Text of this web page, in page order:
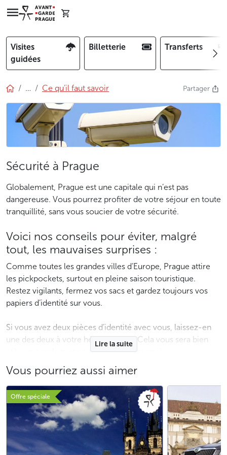
Visites
guidées
Billetterie Transferts
… Ce qu’il faut savoir Partager
Sécurité à Prague
Globalement, Prague est une capitale qui n’est pas
dangereuse. Vous pourrez profiter de votre séjour en toute
tranquillité, sans vous soucier de votre sécurité.
Voici nos conseils pour éviter, malgré
tout, les mauvaises surprises :
Comme toutes les grandes villes d’Europe, Prague attire
les pickpockets, surtout en pleine saison touristique.
Restez vigilants, fermez vos sacs et gardez toujours vos
papiers d’identité sur vous.
Si vous avez deux pièces d’identité avec vous, laissez-en
une des deux à votre hébergement. Cela vous sera bien
utile en cas de perte ou de vol de la première.
Lisez notre article pour savoir que faire en cas de
de vol de vos papiers d’identité à Prague.
Voici les numéros téléphoniques de la police municipale:
156 et de la police nationale: 158. Les appels sont gratuits.
En cas de besoin, utilisez autres
numéros d’urgence.
Lire la suite
Vous pourriez aussi aimer
Offre spéciale